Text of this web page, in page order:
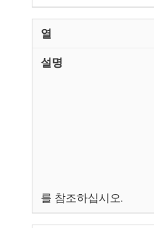
를 참조하십시오.